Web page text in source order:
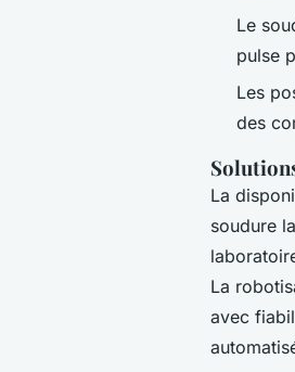
Le
pulse
Les
des
La
soudure
La
avec